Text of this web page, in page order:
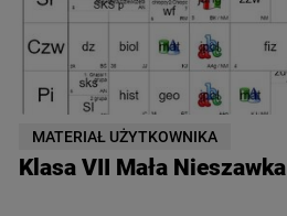
MATERIAŁ UŻYTKOWNIKA
Klasa VII Mała Nieszawka